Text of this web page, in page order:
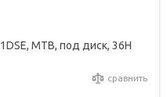
МТВ, под диск, 36Н
сравнить